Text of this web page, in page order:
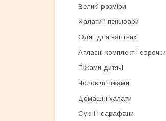
Великі розміри
Халати і пеньюари
Одяг для вагітних
Атласні комплект і сорочки
Піжами дитячі
Чоловічі піжами
Домашні халати
Сукні і сарафани